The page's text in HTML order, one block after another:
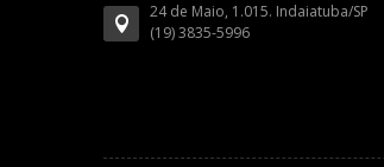
24 de Maio, 1.015. Indaiatuba/SP
(19) 3835-5996